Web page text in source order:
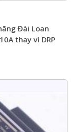
Đài Loan
thay vì DRP